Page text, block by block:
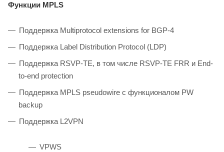
Функции MPLS
Поддержка Multiprotocol extensions for BGP-4
Поддержка Label Distribution Protocol (LDP)
Поддержка RSVP-TE, в том числе RSVP-TE FRR и End-
to-end protection
Поддержка MPLS pseudowire с функционалом PW
backup
Поддержка L2VPN
VPWS